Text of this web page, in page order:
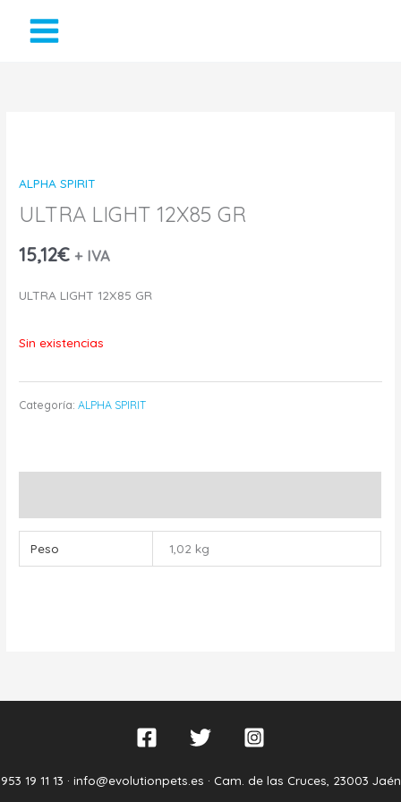
ALPHA SPIRIT
ULTRA LIGHT 12X85 GR
15,12€ + IVA
ULTRA LIGHT 12X85 GR
Sin existencias
Categoría:ALPHA SPIRIT
Peso 1,02 kg
953 19 11 13 · info@evolutionpets.es · Cam. de las Cruces, 23003 Jaén